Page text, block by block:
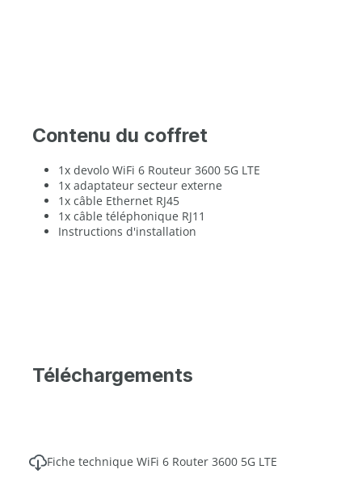
Contenu du coffret
1x devolo WiFi 6 Routeur 3600 5G LTE
1x adaptateur secteur externe
1x câble Ethernet RJ45
1x câble téléphonique RJ11
Instructions d'installation
Téléchargements
Fiche technique WiFi 6 Router 3600 5G LTE